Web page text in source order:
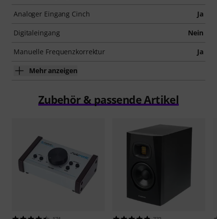
Analoger Eingang Cinch Ja
Digitaleingang Nein
Manuelle Frequenzkorrektur Ja
Mehr anzeigen
Zubehör & passende Artikel